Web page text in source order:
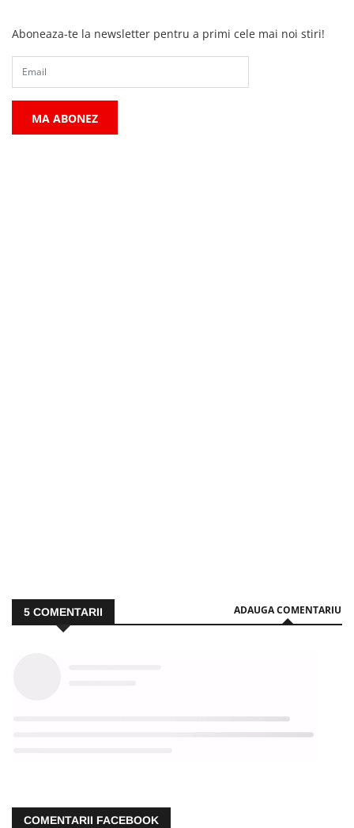
Aboneaza-te la newsletter pentru a primi cele mai noi stiri!
MA ABONEZ
5 COMENTARII ADAUGA COMENTARIU
COMENTARII FACEBOOK